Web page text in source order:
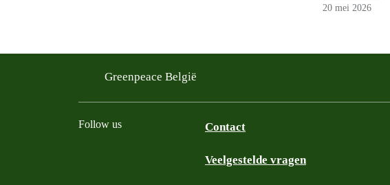
20 mei 2026
Greenpeace België
Follow us Contact
Veelgestelde vragen